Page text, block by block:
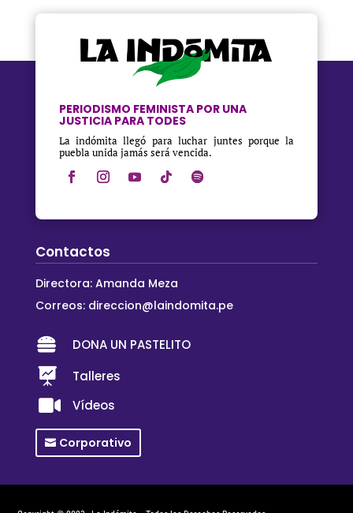
PERIODISMO FEMINISTA POR UNA
JUSTICIA PARA TODES
La indómita llegó para luchar juntes porque la
puebla unida jamás será vencida.
Contactos
Directora: Amanda Meza
Correos: direccion@laindomita.pe
 DONA UN PASTELITO
 Talleres
 Vídeos
Corporativo